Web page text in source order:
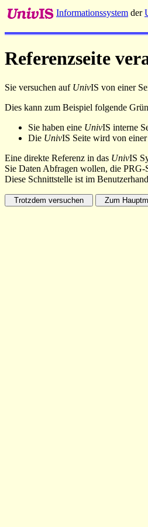
Informationssystem der
Referenzseite
Sie versuchen auf UnivIS von einer
Dies kann zum Beispiel folgende
Sie haben eine UnivIS interne
Die UnivIS Seite wird von einer
Eine direkte Referenz in das UnivIS
Sie Daten Abfragen wollen, die PRG-
Diese Schnittstelle ist im